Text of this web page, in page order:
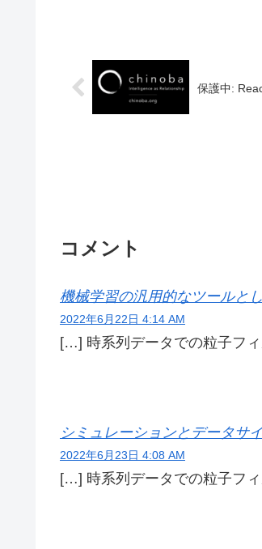
保護中:
コメント
機械学習の汎用的なツールと
2022年6月22日 4:14 AM
[…] 時系列データでの粒子フ
シミュレーションとデータサ
2022年6月23日 4:08 AM
[…] 時系列データでの粒子フ